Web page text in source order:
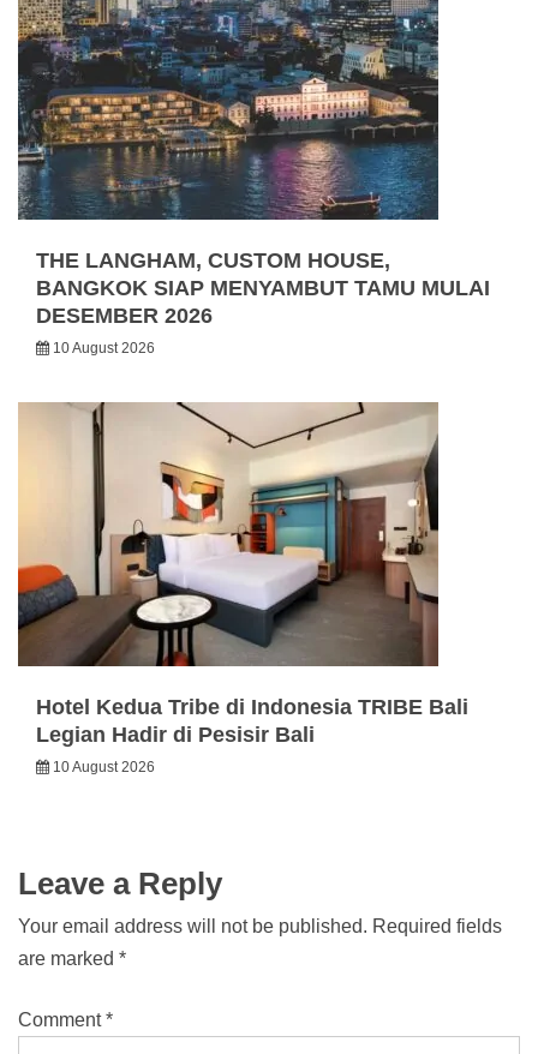
THE LANGHAM, CUSTOM HOUSE,
BANGKOK SIAP MENYAMBUT TAMU MULAI
DESEMBER 2026
10 August 2026
Hotel Kedua Tribe di Indonesia TRIBE Bali
Legian Hadir di Pesisir Bali
10 August 2026
Leave a Reply
Your email address will not be published. Required fields
are marked *
Comment*